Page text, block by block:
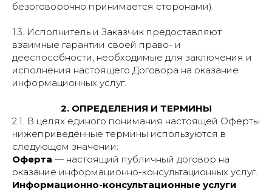
безоговорочно принимается сторонами).
1.3. Исполнитель и Заказчик предоставляют
взаимные гарантии своей право- и
дееспособности, необходимые для заключения и
исполнения настоящего Договора на оказание
информационных услуг.
2. ОПРЕДЕЛЕНИЯ И ТЕРМИНЫ
2.1. В целях единого понимания настоящей Оферты
нижеприведенные термины используются в
следующем значении:
Оферта — настоящий публичный договор на
оказание информационно-консультационных услуг.
Информационно-консультационные услуги